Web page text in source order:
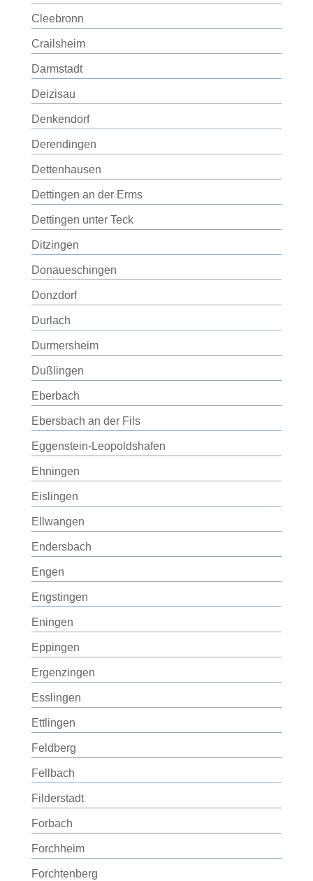
Cleebronn
Crailsheim
Darmstadt
Deizisau
Denkendorf
Derendingen
Dettenhausen
Dettingen an der Erms
Dettingen unter Teck
Ditzingen
Donaueschingen
Donzdorf
Durlach
Durmersheim
Dußlingen
Eberbach
Ebersbach an der Fils
Eggenstein-Leopoldshafen
Ehningen
Eislingen
Ellwangen
Endersbach
Engen
Engstingen
Eningen
Eppingen
Ergenzingen
Esslingen
Ettlingen
Feldberg
Fellbach
Filderstadt
Forbach
Forchheim
Forchtenberg